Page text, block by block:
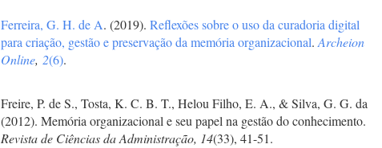
Ferreira, G. H. de A. (2019).Reflexões sobre o uso da curadoria digital
para criação, gestão e preservação da memória organizacional.Archeion
Online,2(6).
Freire, P. de S., Tosta, K. C. B. T., Helou Filho, E. A., & Silva, G. G. da
(2012). Memória organizacional e seu papel na gestão do conhecimento.
Revista de Ciências da Administração, 14(33), 41-51.